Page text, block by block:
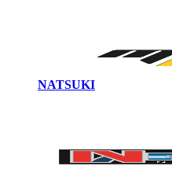
NATSUKI